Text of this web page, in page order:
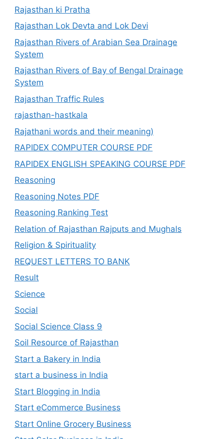
Rajasthan ki Pratha
Rajasthan Lok Devta and Lok Devi
Rajasthan Rivers of Arabian Sea Drainage
System
Rajasthan Rivers of Bay of Bengal Drainage
System
Rajasthan Traffic Rules
rajasthan-hastkala
Rajathani words and their meaning)
RAPIDEX COMPUTER COURSE PDF
RAPIDEX ENGLISH SPEAKING COURSE PDF
Reasoning
Reasoning Notes PDF
Reasoning Ranking Test
Relation of Rajasthan Rajputs and Mughals
Religion & Spirituality
REQUEST LETTERS TO BANK
Result
Science
Social
Social Science Class 9
Soil Resource of Rajasthan
Start a Bakery in India
start a business in India
Start Blogging in India
Start eCommerce Business
Start Online Grocery Business